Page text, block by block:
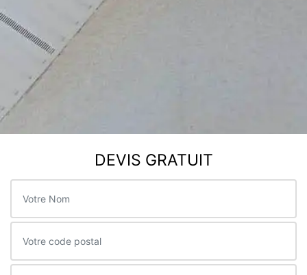
DEVIS GRATUIT